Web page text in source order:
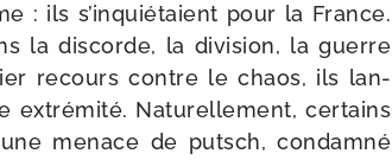
: ils s’in­quié­taient pour la France.
la dis­corde, la divi­sion, la guerre
recours contre le chaos, ils lan­
extré­mi­té. Naturellement, cer­tains
menace de putsch, condam­né